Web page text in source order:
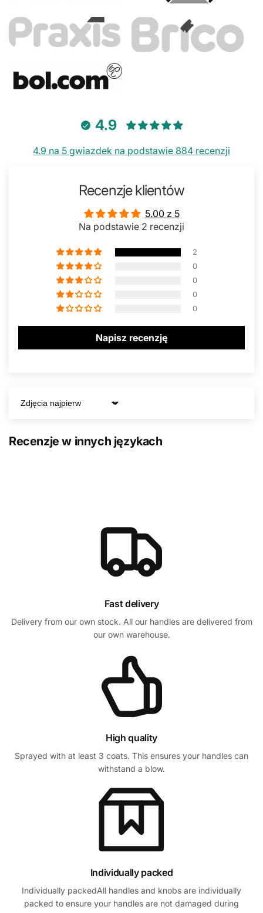
4.9
4.9 na 5 gwiazdek na podstawie 884 recenzji
Recenzje klientów
5.00 z 5
Na podstawie 2 recenzji
2
0
0
0
0
Napisz recenzję
Sort by
Recenzje w innych językach
Fast delivery
Delivery from our own stock. All our handles are delivered from
our own warehouse.
High quality
Sprayed with at least 3 coats. This ensures your handles can
withstand a blow.
Individually packed
Individually packedAll handles and knobs are individually
packed to ensure your handles are not damaged during